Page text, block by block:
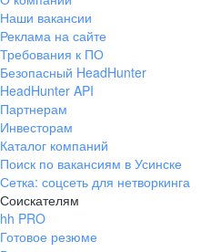
Наши вакансии
Реклама на сайте
Требования к ПО
Безопасный HeadHunter
HeadHunter API
Партнерам
Инвесторам
Каталог компаний
Поиск по вакансиям в Усинске
Сетка: соцсеть для нетворкинга
Соискателям
hh PRO
Готовое резюме